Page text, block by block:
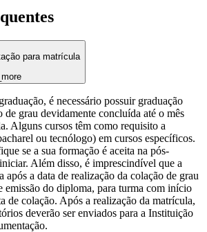
para matrícula
é necessário possuir graduação
de grau devidamente concluída até o mês
Alguns cursos têm como requisito a
ou tecnólogo) em cursos específicos.
se a sua formação é aceita na pós-
Além disso, é imprescindível que a
após a data de realização da colação de grau
emissão do diploma, para turma com início
de colação. Após a realização da matrícula,
deverão ser enviados para a Instituição